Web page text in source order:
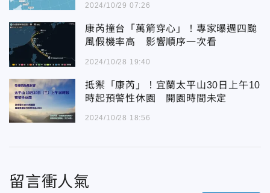
2024/10/29 07:26
康芮撞台「萬箭穿心」！專家曝週四颱
風假機率高 影響順序一次看
2024/10/28 19:40
抵禦「康芮」！宜蘭太平山30日上午10
時起預警性休園 開園時間未定
2024/10/28 18:56
留言衝人氣